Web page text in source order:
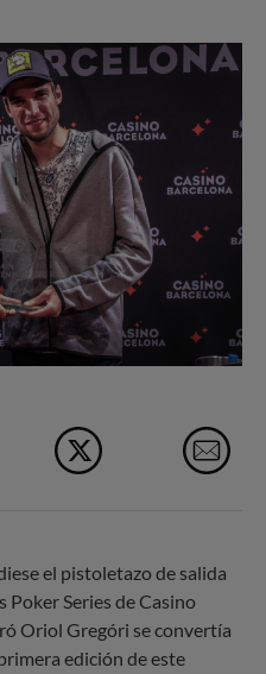
el pistoletazo de salida
Poker Series de Casino
Oriol Gregóri se convertía
edición de este